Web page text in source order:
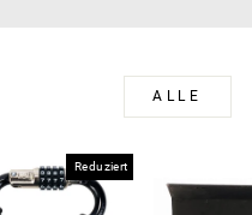
ALLE
Reduziert